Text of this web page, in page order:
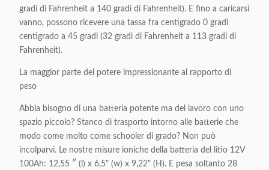
gradi di Fahrenheit a 140 gradi di Fahrenheit). E fino a caricarsi
vanno, possono ricevere una tassa fra centigrado 0 gradi
centigrado a 45 gradi (32 gradi di Fahrenheit a 113 gradi di
Fahrenheit).
La maggior parte del potere impressionante al rapporto di
peso
Abbia bisogno di una batteria potente ma del lavoro con uno
spazio piccolo? Stanco di trasporto intorno alle batterie che
modo come molto come schooler di grado? Non può
incolparvi. Le nostre misure ioniche della batteria del litio 12V
100Ah: 12,55 ″ (l) x 6,5" (w) x 9,22" (H). E pesa soltanto 28